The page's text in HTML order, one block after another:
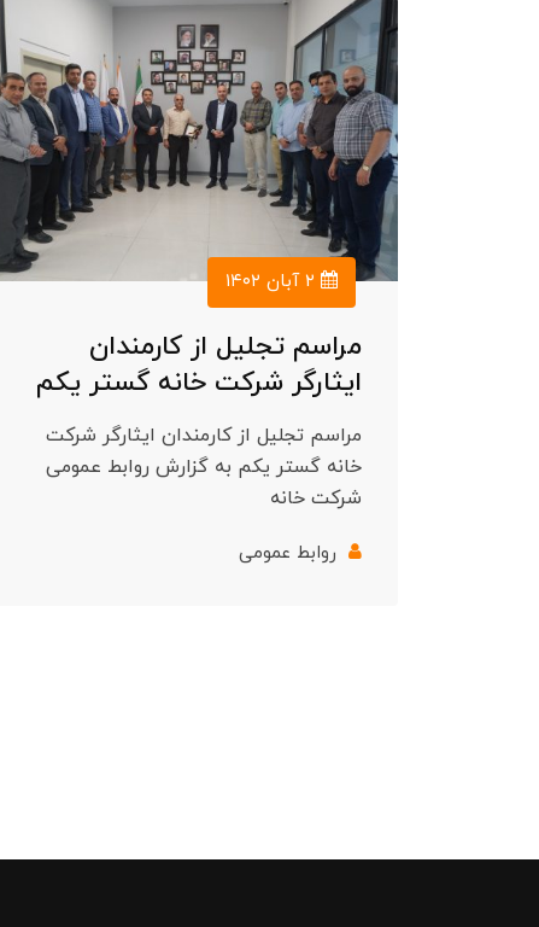
مراسم تجلیل از کارمندان
ایثارگر شرکت خانه گستر یکم
مراسم تجلیل از کارمندان ایثارگر شرکت
خانه گستر یکم به گزارش روابط عمومی
شرکت خانه
روابط عمومی